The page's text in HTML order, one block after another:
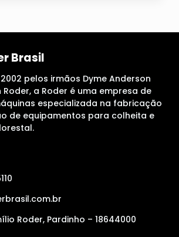
Brasil
pelos irmãos Dyme Anderson
Roder, a Roder é uma empresa de
especializada na fabricação
de equipamentos para colheita e
Roder, Pardinho – 18644000